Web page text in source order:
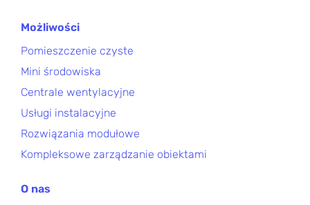
Możliwości
Pomieszczenie czyste
Mini środowiska
Centrale wentylacyjne
Usługi instalacyjne
Rozwiązania modułowe
Kompleksowe zarządzanie obiektami
O nas